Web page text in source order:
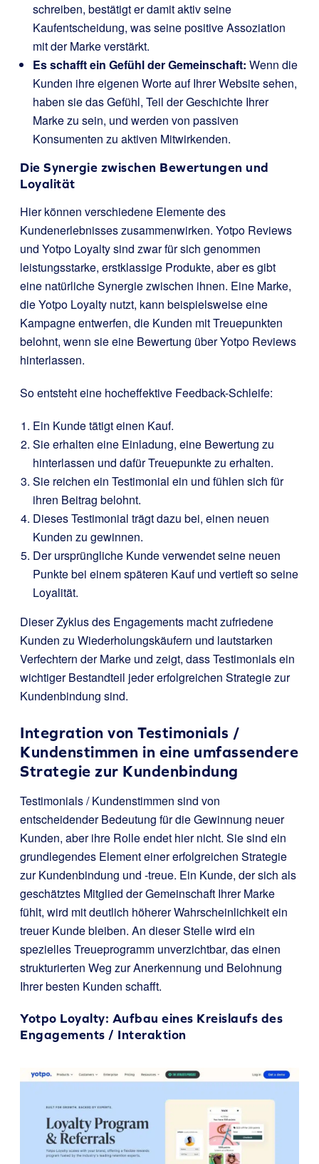
schreiben, bestätigt er damit aktiv seine
Kaufentscheidung, was seine positive Assoziation
mit der Marke verstärkt.
Es schafft ein Gefühl der Gemeinschaft: Wenn die
Kunden ihre eigenen Worte auf Ihrer Website sehen,
haben sie das Gefühl, Teil der Geschichte Ihrer
Marke zu sein, und werden von passiven
Konsumenten zu aktiven Mitwirkenden.
Die Synergie zwischen Bewertungen und
Loyalität
Hier können verschiedene Elemente des
Kundenerlebnisses zusammenwirken. Yotpo Reviews
und Yotpo Loyalty sind zwar für sich genommen
leistungsstarke, erstklassige Produkte, aber es gibt
eine natürliche Synergie zwischen ihnen. Eine Marke,
die Yotpo Loyalty nutzt, kann beispielsweise eine
Kampagne entwerfen, die Kunden mit Treuepunkten
belohnt, wenn sie eine Bewertung über Yotpo Reviews
hinterlassen.
So entsteht eine hocheffektive Feedback-Schleife:
Ein Kunde tätigt einen Kauf.
Sie erhalten eine Einladung, eine Bewertung zu
hinterlassen und dafür Treuepunkte zu erhalten.
Sie reichen ein Testimonial ein und fühlen sich für
ihren Beitrag belohnt.
Dieses Testimonial trägt dazu bei, einen neuen
Kunden zu gewinnen.
Der ursprüngliche Kunde verwendet seine neuen
Punkte bei einem späteren Kauf und vertieft so seine
Loyalität.
Dieser Zyklus des Engagements macht zufriedene
Kunden zu Wiederholungskäufern und lautstarken
Verfechtern der Marke und zeigt, dass Testimonials ein
wichtiger Bestandteil jeder erfolgreichen Strategie zur
Kundenbindung sind.
Integration von Testimonials /
Kundenstimmen in eine umfassendere
Strategie zur Kundenbindung
Testimonials / Kundenstimmen sind von
entscheidender Bedeutung für die Gewinnung neuer
Kunden, aber ihre Rolle endet hier nicht. Sie sind ein
grundlegendes Element einer erfolgreichen Strategie
zur Kundenbindung und -treue. Ein Kunde, der sich als
geschätztes Mitglied der Gemeinschaft Ihrer Marke
fühlt, wird mit deutlich höherer Wahrscheinlichkeit ein
treuer Kunde bleiben. An dieser Stelle wird ein
spezielles Treueprogramm unverzichtbar, das einen
strukturierten Weg zur Anerkennung und Belohnung
Ihrer besten Kunden schafft.
Yotpo Loyalty: Aufbau eines Kreislaufs des
Engagements / Interaktion